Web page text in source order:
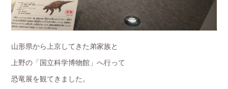
山形県から上京してきた弟家族と
上野の「国立科学博物館」へ行って
恐竜展を観てきました。